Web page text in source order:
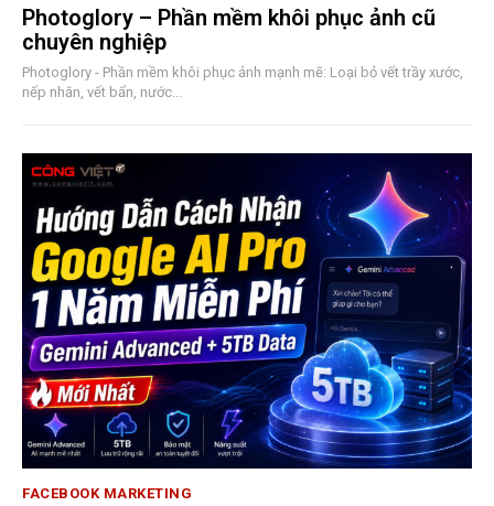
Photoglory – Phần mềm khôi phục ảnh cũ
chuyên nghiệp
Photoglory - Phần mềm khôi phục ảnh mạnh mẽ: Loại bỏ vết trầy xước,
nếp nhăn, vết bẩn, nước...
FACEBOOK MARKETING